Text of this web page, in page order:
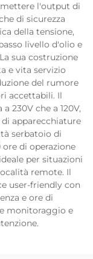
l'output di
di sicurezza
della tensione,
livello d'olio e
sua costruzione
e vita servizio
del rumore
accettabili. Il
230V che a 120V,
apparecchiature
serbatoio di
di operazione
per situazioni
remote. Il
user-friendly con
e ore di
monitoraggio e